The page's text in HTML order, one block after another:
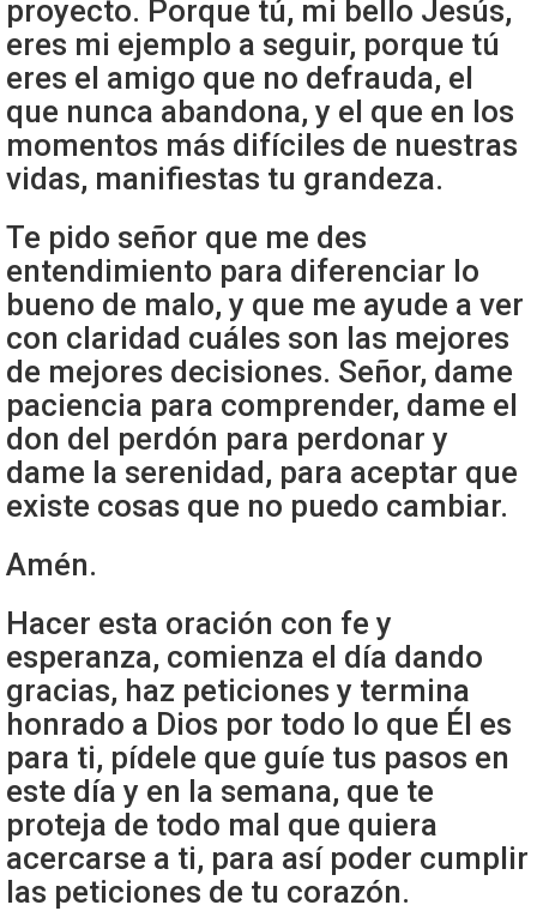
proyecto. Porque tú, mi bello Jesús,
eres mi ejemplo a seguir, porque tú
eres el amigo que no defrauda, el
que nunca abandona, y el que en los
momentos más difíciles de nuestras
vidas, manifiestas tu grandeza.
Te pido señor que me des
entendimiento para diferenciar lo
bueno de malo, y que me ayude a ver
con claridad cuáles son las mejores
de mejores decisiones. Señor, dame
paciencia para comprender, dame el
don del perdón para perdonar y
dame la serenidad, para aceptar que
existe cosas que no puedo cambiar.
Amén.
Hacer esta oración con fe y
esperanza, comienza el día dando
gracias, haz peticiones y termina
honrado a Dios por todo lo que Él es
para ti, pídele que guíe tus pasos en
este día y en la semana, que te
proteja de todo mal que quiera
acercarse a ti, para así poder cumplir
las peticiones de tu corazón.